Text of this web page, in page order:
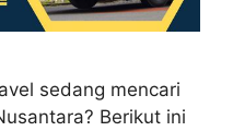
sedang mencari
Berikut ini